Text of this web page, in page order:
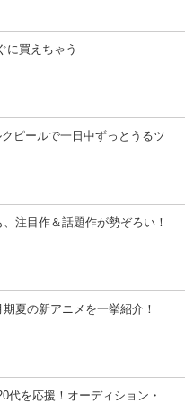
に買えちゃう
ピールで一日中ずっとうるツ
注目作＆話題作が勢ぞろい！
期夏の新アニメを一挙紹介！
代を応援！オーディション・